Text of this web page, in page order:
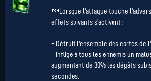
Lorsque l'attaque touche
effets suivants s'activent :
- Détruit l'ensemble des cartes de
- Inflige à tous les ennemis un
augmentant de 30% les dégâts
secondes.